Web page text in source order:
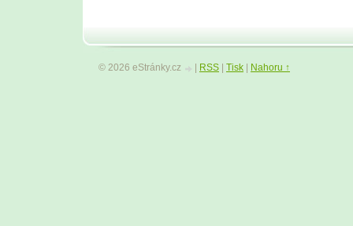
© 2026 eStránky.cz RSS Tisk Nahoru ↑